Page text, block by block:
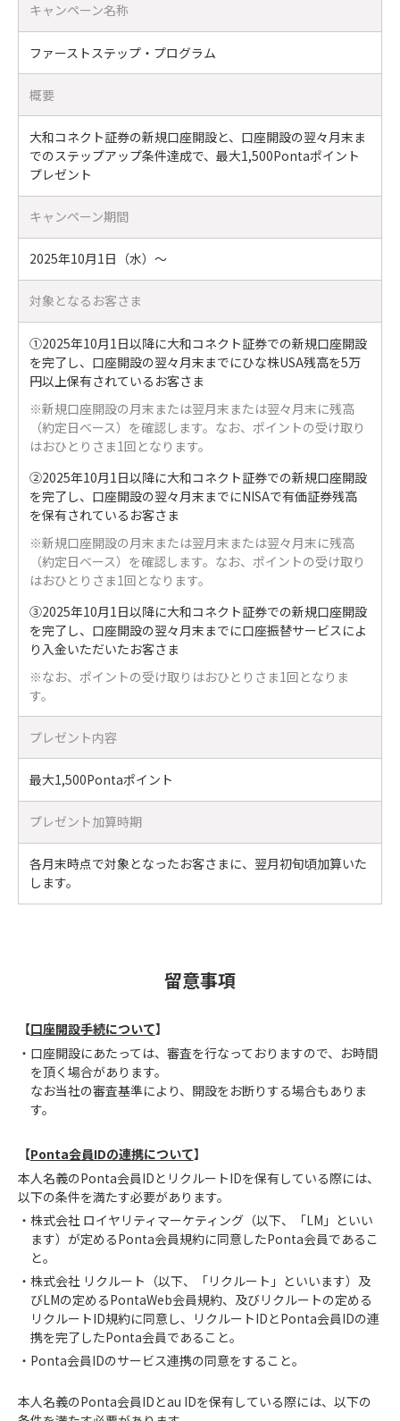
キャンペーン名称
ファーストステップ・プログラム
概要
大和コネクト証券の新規口座開設と、口座開設の翌々月末ま
でのステップアップ条件達成で、最大1,500Pontaポイント
プレゼント
キャンペーン期間
2025年10月1日（水）～
対象となるお客さま
①2025年10月1日以降に大和コネクト証券での新規口座開設
を完了し、口座開設の翌々月末までにひな株USA残高を5万
円以上保有されているお客さま
※新規口座開設の月末または翌月末または翌々月末に残高
（約定日ベース）を確認します。なお、ポイントの受け取り
はおひとりさま1回となります。
②2025年10月1日以降に大和コネクト証券での新規口座開設
を完了し、口座開設の翌々月末までにNISAで有価証券残高
を保有されているお客さま
※新規口座開設の月末または翌月末または翌々月末に残高
（約定日ベース）を確認します。なお、ポイントの受け取り
はおひとりさま1回となります。
③2025年10月1日以降に大和コネクト証券での新規口座開設
を完了し、口座開設の翌々月末までに口座振替サービスによ
り入金いただいたお客さま
※なお、ポイントの受け取りはおひとりさま1回となりま
す。
プレゼント内容
最大1,500Pontaポイント
プレゼント加算時期
各月末時点で対象となったお客さまに、翌月初旬頃加算いた
します。
留意事項
口座開設手続について
口座開設にあたっては、審査を行なっておりますので、お時間
を頂く場合があります。
なお当社の審査基準により、開設をお断りする場合もありま
す。
Ponta会員IDの連携について
本人名義のPonta会員IDとリクルートIDを保有している際には、
以下の条件を満たす必要があります。
株式会社 ロイヤリティマーケティング（以下、「LM」といい
ます）が定めるPonta会員規約に同意したPonta会員であるこ
と。
株式会社 リクルート（以下、「リクルート」といいます）及
びLMの定めるPontaWeb会員規約、及びリクルートの定める
リクルートID規約に同意し、リクルートIDとPonta会員IDの連
携を完了したPonta会員であること。
Ponta会員IDのサービス連携の同意をすること。
本人名義のPonta会員IDとau IDを保有している際には、以下の